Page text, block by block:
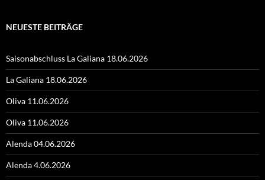
NEUESTE BEITRÄGE
Saisonabschluss La Galiana 18.06.2026
La Galiana 18.06.2026
Oliva 11.06.2026
Oliva 11.06.2026
Alenda 04.06.2026
Alenda 4.06.2026